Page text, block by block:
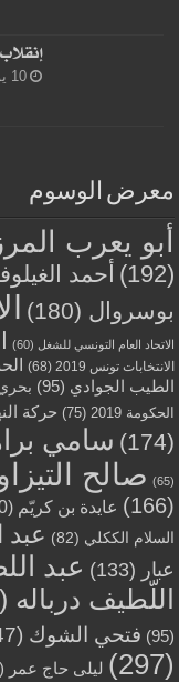
10 يونيو، 2017
معرض الوسوم
أبو يعرب
(192)
أحمد
بوسروال (180)
الاتحاد العام التونسي للشغل (60)
الانتخابات تونس 2019 (68)
الطيب الجوادي (95)
الحكومة 2019
(75) حركة
(174)
سامي
(65) صالح
(166)
عايدة بن كريّم (110)
السلام الككلي (82) عبد
عبار (133) عبد
اللّطيف درباله (276)
(95)
فتحي الشوك (147)
(297)
ليلى حاج عمر